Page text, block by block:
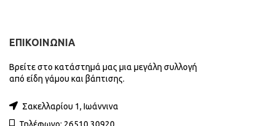
ΕΠΙΚΟΙΝΩΝΙΑ
Βρείτε στο κατάστημά μας μια μεγάλη συλλογή
από είδη γάμου και βάπτισης.
Σακελλαρίου 1, Ιωάννινα
Τηλέφωνο: 26510 30920